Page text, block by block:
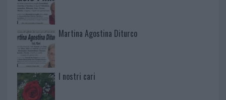
Martina Agostina Diturco
I nostri cari